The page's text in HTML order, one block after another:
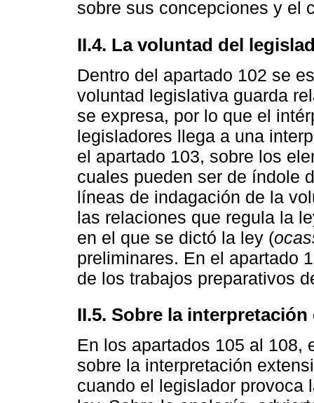
sobre sus concepciones y el
II.4. La voluntad del
Dentro del apartado 102 se
voluntad legislativa guarda
se expresa, por lo que el
legisladores llega a una
el apartado 103, sobre los
cuales pueden ser de índole
líneas de indagación de la
las relaciones que regula la
en el que se dictó la ley (
preliminares. En el apartado
de los trabajos preparativos
II.5. Sobre la
En los apartados 105 al 108,
sobre la interpretación
cuando el legislador provoca